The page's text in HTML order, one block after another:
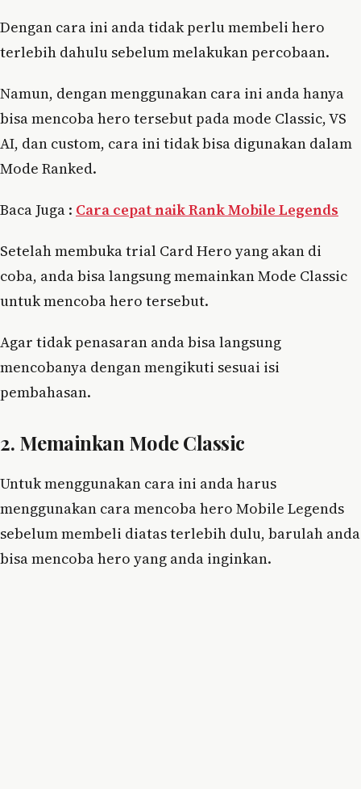
Dengan cara ini anda tidak perlu membeli hero
terlebih dahulu sebelum melakukan percobaan.
Namun, dengan menggunakan cara ini anda hanya
bisa mencoba hero tersebut pada mode Classic, VS
AI, dan custom, cara ini tidak bisa digunakan dalam
Mode Ranked.
Baca Juga : Cara cepat naik Rank Mobile Legends
Setelah membuka trial Card Hero yang akan di
coba, anda bisa langsung memainkan Mode Classic
untuk mencoba hero tersebut.
Agar tidak penasaran anda bisa langsung
mencobanya dengan mengikuti sesuai isi
pembahasan.
2. Memainkan Mode Classic
Untuk menggunakan cara ini anda harus
menggunakan cara mencoba hero Mobile Legends
sebelum membeli diatas terlebih dulu, barulah anda
bisa mencoba hero yang anda inginkan.